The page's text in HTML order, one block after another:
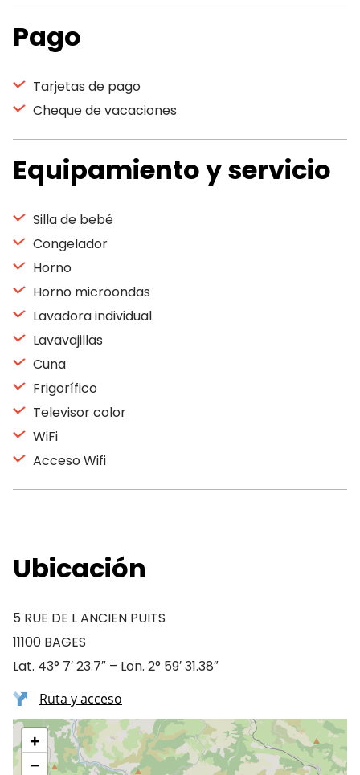
Pago
Tarjetas de pago
Cheque de vacaciones
Equipamiento y servicio
Silla de bebé
Congelador
Horno
Horno microondas
Lavadora individual
Lavavajillas
Cuna
Frigorífico
Televisor color
WiFi
Acceso Wifi
Ubicación
5 RUE DE L ANCIEN PUITS
11100 BAGES
Lat. 43° 7′ 23.7″ – Lon. 2° 59′ 31.38″
Ruta y acceso
+
−